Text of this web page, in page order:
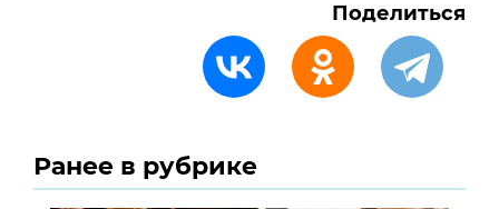
Поделиться
Ранее в рубрике